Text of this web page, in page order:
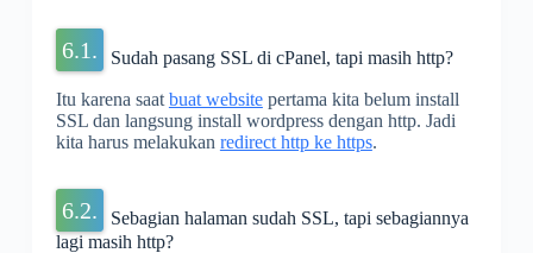
Sudah pasang SSL di cPanel, tapi masih http?
Itu karena saat buat websitepertama kita belum install
SSL dan langsung install wordpress dengan http. Jadi
kita harus melakukan redirect http ke https.
Sebagian halaman sudah SSL, tapi sebagiannya
lagi masih http?